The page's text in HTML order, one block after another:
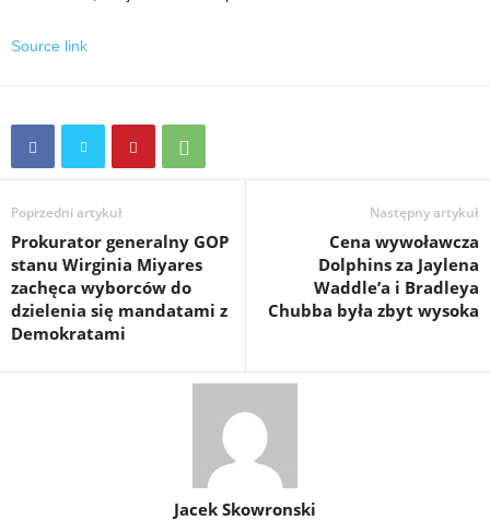
Source link
Poprzedni artykuł
Prokurator generalny GOP
stanu Wirginia Miyares
zachęca wyborców do
dzielenia się mandatami z
Demokratami
Następny artykuł
Cena wywoławcza
Dolphins za Jaylena
Waddle’a i Bradleya
Chubba była zbyt wysoka
Jacek Skowronski